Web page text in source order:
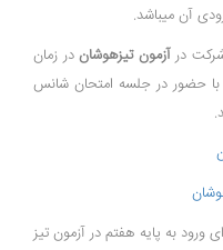
آن میباشد.
شرکت درآزمون تیزهوشاندر زمان
با حضور در جلسه امتحان شانس
ورود به پایه هفتم در آزمون تیز